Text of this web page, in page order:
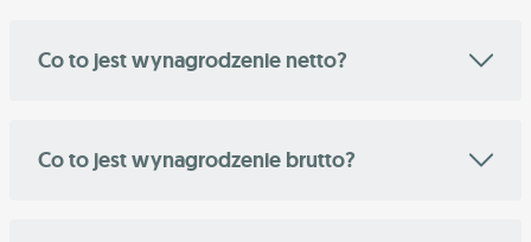
Co to jest wynagrodzenie netto?
Co to jest wynagrodzenie brutto?